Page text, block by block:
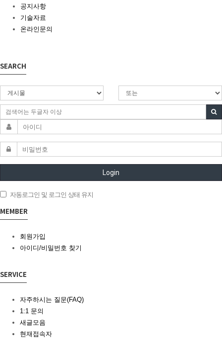
공지사항
기술자료
온라인문의
SEARCH
Login
자동로그인 및 로그인 상태 유지
MEMBER
회원가입
아이디/비밀번호 찾기
SERVICE
자주하시는 질문(FAQ)
1:1 문의
새글모음
현재접속자